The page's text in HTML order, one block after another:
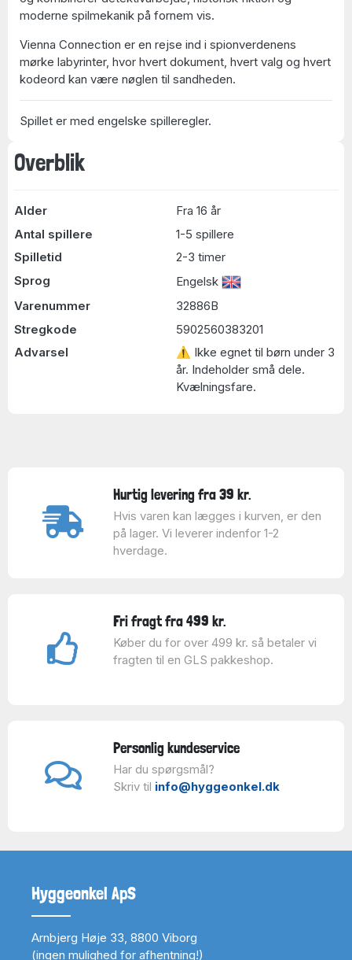
Overblik
Alder
Fra 16 år
Antal spillere
1-5 spillere
Spilletid
2-3 timer
Sprog
Engelsk
Varenummer
32886B
Stregkode
5902560383201
Advarsel
⚠ Ikke egnet til børn under 3
år. Indeholder små dele.
Kvælningsfare.
moderne spilmekanik på fornem vis.
Vienna Connection er en rejse ind i spionverdenens
mørke labyrinter, hvor hvert dokument, hvert valg og hvert
kodeord kan være nøglen til sandheden.
Spillet er med engelske spilleregler.
Hurtig levering fra 39 kr.
Hvis varen kan lægges i kurven, er den
på lager. Vi leverer indenfor 1-2
hverdage.
Fri fragt fra 499 kr.
Køber du for over 499 kr. så betaler vi
fragten til en GLS pakkeshop.
Personlig kundeservice
Har du spørgsmål?
Skriv til info@hyggeonkel.dk
Hyggeonkel ApS
Arnbjerg Høje 33, 8800 Viborg
(ingen mulighed for afhentning!)